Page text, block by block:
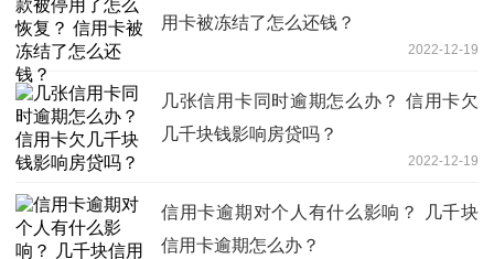
用卡被冻结了怎么还钱？
2022-12-19
几张信用卡同时逾期怎么办？ 信用卡欠
几千块钱影响房贷吗？
2022-12-19
信用卡逾期对个人有什么影响？ 几千块
信用卡逾期怎么办？